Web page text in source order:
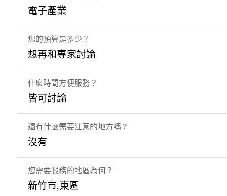
電子產業
您的預算是多少？
想再和專家討論
什麼時間方便服務？
皆可討論
還有什麼需要注意的地方嗎？
沒有
您需要服務的地區為何？
新竹市,東區